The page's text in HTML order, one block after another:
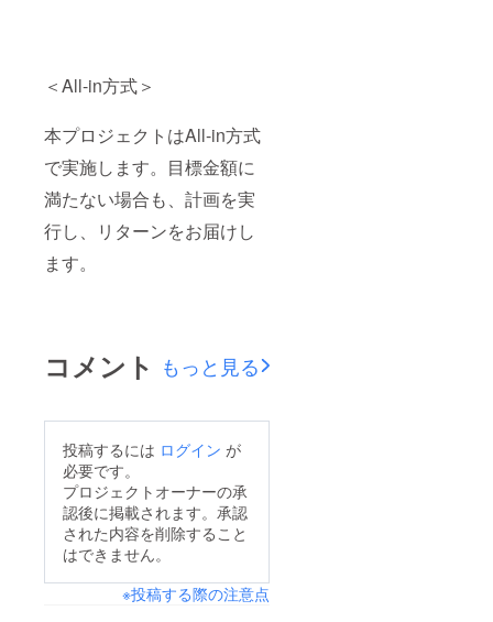
＜All-in方式＞
本プロジェクトはAll-in方式
で実施します。目標金額に
満たない場合も、計画を実
行し、リターンをお届けし
ます。
コメント もっと見る
投稿するには ログイン が
必要です。
プロジェクトオーナーの承
認後に掲載されます。承認
された内容を削除すること
はできません。
※投稿する際の注意点